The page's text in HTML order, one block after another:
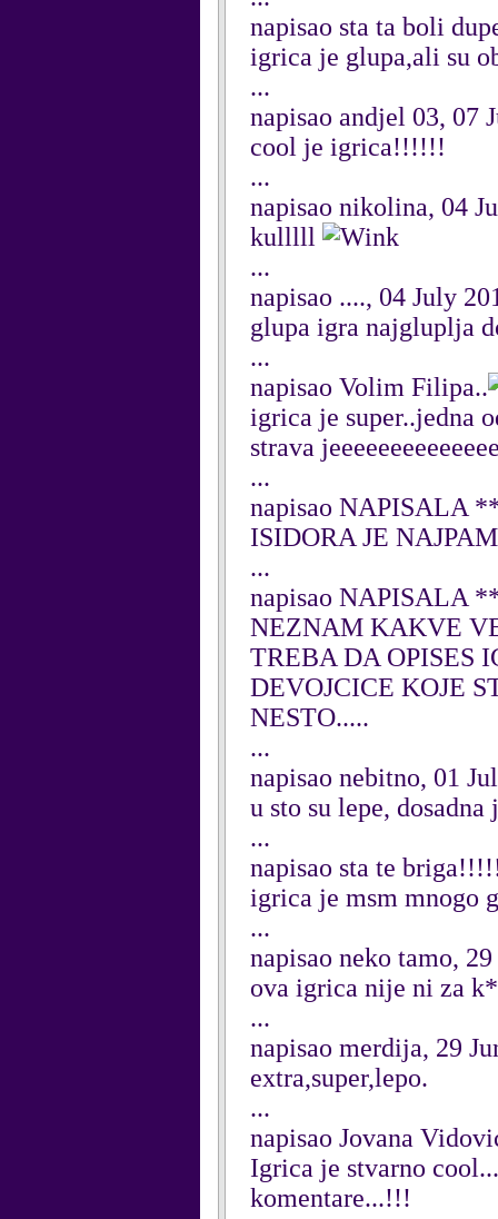
napisao sta ta boli
igrica je glupa,ali su
...
napisao andjel 03, 07
cool je igrica!!!!!!
...
napisao nikolina, 04
kulllll
...
napisao ...., 04 July
glupa igra najgluplja
...
napisao Volim Filipa..
igrica je super..jedna
strava
...
napisao NAPISALA
ISIDORA JE
...
napisao NAPISALA
NEZNAM KAKVE
TREBA DA OPISES
DEVOJCICE KOJE
NESTO.....
...
napisao nebitno, 01
u sto su lepe,
...
napisao sta te
igrica je msm mnogo
...
napisao neko tamo,
ova igrica nije ni za
...
napisao merdija, 29
extra,super,lepo.
...
napisao Jovana
Igrica je stvarno
komentare...!!!